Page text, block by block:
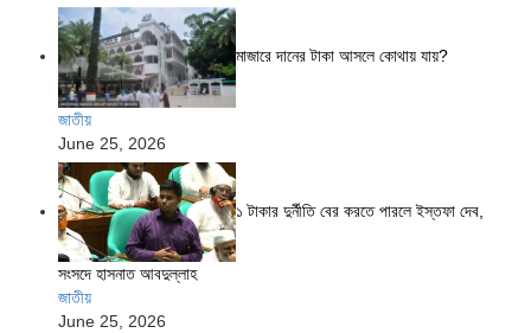
মাজারে দানের টাকা আসলে কোথায় যায়?
জাতীয়
June 25, 2026
১ টাকার দুর্নীতি বের করতে পারলে ইস্তফা দেব,
সংসদে হাসনাত আবদুল্লাহ
জাতীয়
June 25, 2026